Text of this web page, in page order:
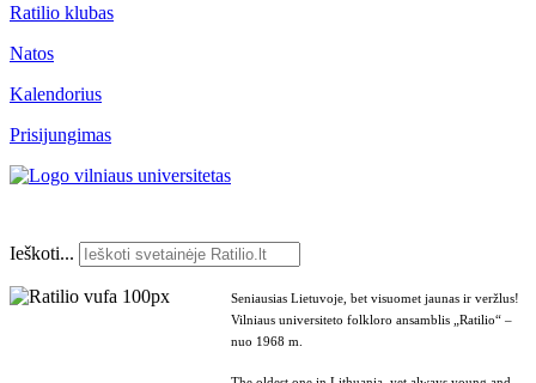
Ratilio klubas
Natos
Kalendorius
Prisijungimas
Ieškoti...
Seniausias Lietuvoje, bet visuomet jaunas ir veržlus!
Vilniaus universiteto folkloro ansamblis „Ratilio“ –
nuo 1968 m.